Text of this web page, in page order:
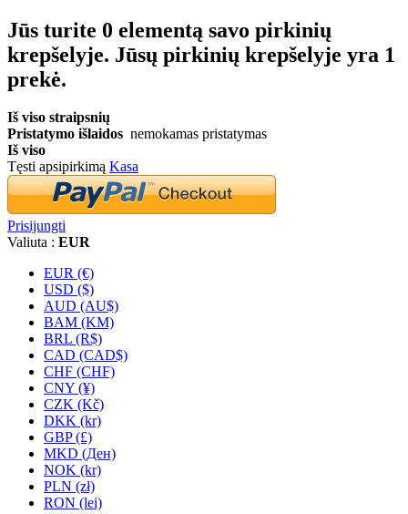
Jūs turite 0 elementą savo pirkinių
krepšelyje. Jūsų pirkinių krepšelyje yra 1
prekė.
Iš viso straipsnių
Pristatymo išlaidos nemokamas pristatymas
Iš viso
Tęsti apsipirkimą Kasa
Prisijungti
Valiuta : EUR
EUR (€)
USD ($)
AUD (AU$)
BAM (KM)
BRL (R$)
CAD (CAD$)
CHF (CHF)
CNY (¥)
CZK (Kč)
DKK (kr)
GBP (£)
MKD (Ден)
NOK (kr)
PLN (zł)
RON (lei)